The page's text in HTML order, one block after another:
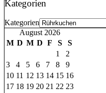
Kategorien
Kategorien
August 2026
M D M D F S
S
1
2
3
4 5 6 7 8
9
10 11 12 13 14 15 16
17 18 19 20 21 22 23